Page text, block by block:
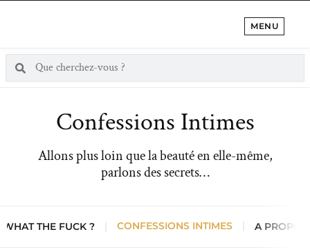
MENU
Confessions Intimes
Allons plus loin que la beauté en elle-même,
parlons des secrets…
WHAT THE FUCK ? CONFESSIONS INTIMES A PROPOS